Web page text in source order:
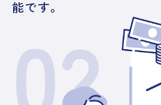
能です。